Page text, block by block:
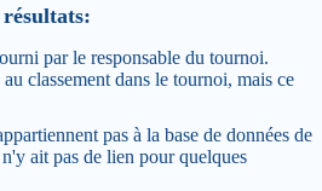
par le responsable du tournoi.
classement dans le tournoi, mais ce
pas à la base de données de
ait pas de lien pour quelques